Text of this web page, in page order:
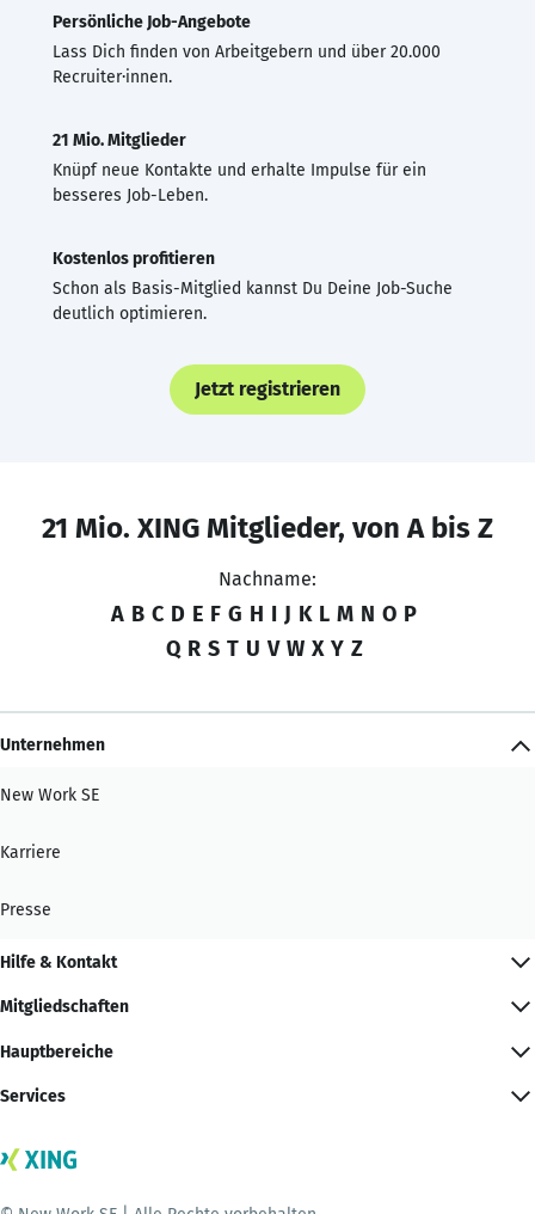
Persönliche Job-Angebote
Lass Dich finden von Arbeitgebern und über 20.000
Recruiter·innen.
21 Mio. Mitglieder
Knüpf neue Kontakte und erhalte Impulse für ein
besseres Job-Leben.
Kostenlos profitieren
Schon als Basis-Mitglied kannst Du Deine Job-Suche
deutlich optimieren.
Jetzt registrieren
21 Mio. XING Mitglieder, von A bis Z
Nachname:
A B C D E F G H I J K L M N O P
Q R S T U V W X Y Z
Unternehmen
New Work SE
Karriere
Presse
Hilfe & Kontakt
Mitgliedschaften
Hauptbereiche
Services